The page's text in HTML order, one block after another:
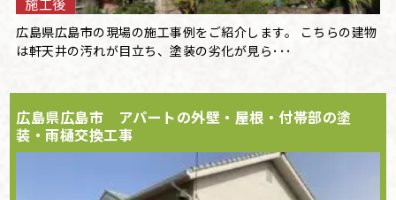
施工後
広島県広島市の現場の施工事例をご紹介します。 こちらの建物
は軒天井の汚れが目立ち、塗装の劣化が見ら･･･
広島県広島市 アパートの外壁・屋根・付帯部の塗
装・雨樋交換工事